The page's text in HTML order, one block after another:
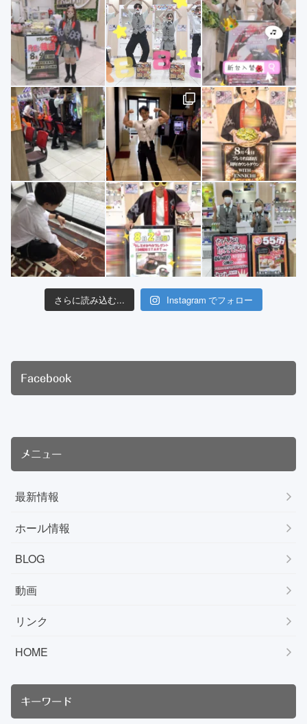
さらに読み込む... Instagram でフォロー
Facebook
メニュー
最新情報
ホール情報
BLOG
動画
リンク
HOME
キーワード